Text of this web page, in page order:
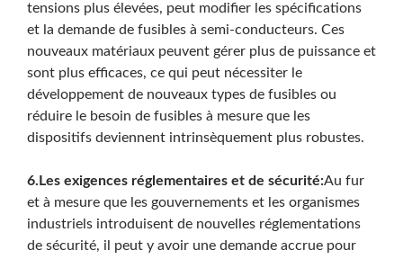
tensions plus élevées, peut modifier les spécifications
et la demande de fusibles à semi-conducteurs. Ces
nouveaux matériaux peuvent gérer plus de puissance et
sont plus efficaces, ce qui peut nécessiter le
développement de nouveaux types de fusibles ou
réduire le besoin de fusibles à mesure que les
dispositifs deviennent intrinsèquement plus robustes.
6.Les exigences réglementaires et de sécurité:Au fur
et à mesure que les gouvernements et les organismes
industriels introduisent de nouvelles réglementations
de sécurité, il peut y avoir une demande accrue pour